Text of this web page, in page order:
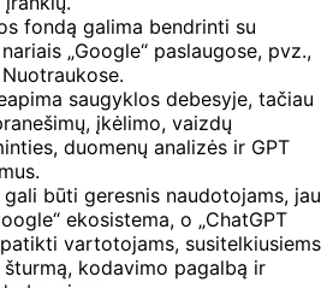
fondą galima bendrinti su
„Google“ paslaugose, pvz.,
Nuotraukose.
saugyklos debesyje, tačiau
įkėlimo, vaizdų
duomenų analizės ir GPT
gali būti geresnis naudotojams, jau
ekosistema, o „ChatGPT
vartotojams, susitelkiusiems
šturmą, kodavimo pagalbą ir